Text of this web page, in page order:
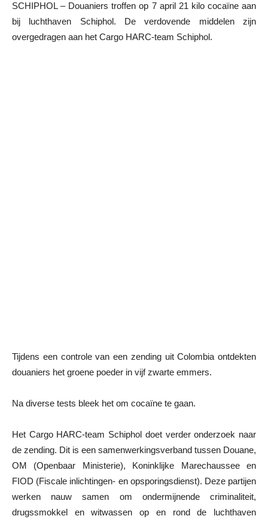
SCHIPHOL – Douaniers troffen op 7 april 21 kilo cocaïne aan
bij luchthaven Schiphol. De verdovende middelen zijn
overgedragen aan het Cargo HARC-team Schiphol.
Tijdens een controle van een zending uit Colombia ontdekten
douaniers het groene poeder in vijf zwarte emmers.
Na diverse tests bleek het om cocaïne te gaan.
Het Cargo HARC-team Schiphol doet verder onderzoek naar
de zending. Dit is een samenwerkingsverband tussen Douane,
OM (Openbaar Ministerie), Koninklijke Marechaussee en
FIOD (Fiscale inlichtingen- en opsporingsdienst). Deze partijen
werken nauw samen om ondermijnende criminaliteit,
drugssmokkel en witwassen op en rond de luchthaven